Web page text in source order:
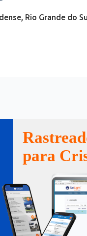
Rio Grande do
para